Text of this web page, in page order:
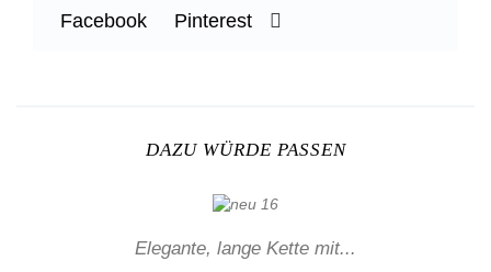
Facebook Pinterest
DAZU WÜRDE PASSEN
Elegante, lange Kette mit...